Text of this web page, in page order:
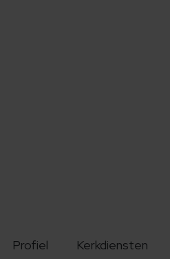
Profiel Kerkdiensten